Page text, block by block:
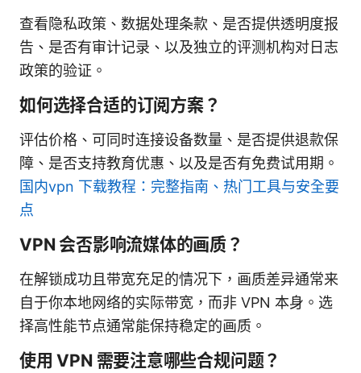
查看隐私政策、数据处理条款、是否提供透明度报
告、是否有审计记录、以及独立的评测机构对日志
政策的验证。
如何选择合适的订阅方案？
评估价格、可同时连接设备数量、是否提供退款保
障、是否支持教育优惠、以及是否有免费试用期。
国内vpn 下载教程：完整指南、热门工具与安全要
点
VPN 会否影响流媒体的画质？
在解锁成功且带宽充足的情况下，画质差异通常来
自于你本地网络的实际带宽，而非 VPN 本身。选
择高性能节点通常能保持稳定的画质。
使用 VPN 需要注意哪些合规问题？